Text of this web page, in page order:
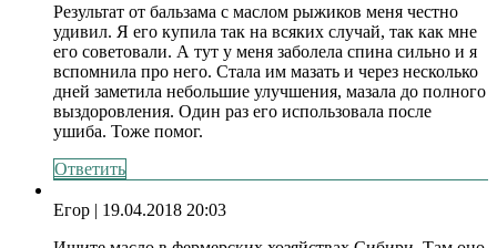
Результат от бальзама с маслом рыжиков меня честно
удивил. Я его купила так на всяких случай, так как мне
его советовали. А тут у меня заболела спина сильно и я
вспомнила про него. Стала им мазать и через несколько
дней заметила небольшие улучшения, мазала до полного
выздоровления. Один раз его использовала после
ушиба. Тоже помог.
Ответить
Егор | 19.04.2018 20:03